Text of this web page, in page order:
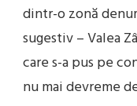
dintr-o zonă
sugestiv – Valea
care s-a pus pe
nu mai devreme